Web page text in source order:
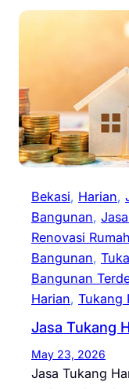
Bekasi, Harian,
Bangunan,
Renovasi Rumah
Bangunan,
Bangunan
Harian, Tukang
Jasa Tukang
May 23, 2026
Jasa Tukang